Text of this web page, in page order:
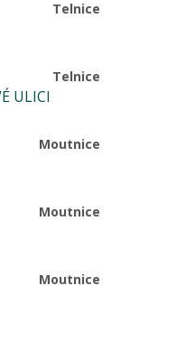
Telnice
Telnice
ULICI
Moutnice
Moutnice
Moutnice